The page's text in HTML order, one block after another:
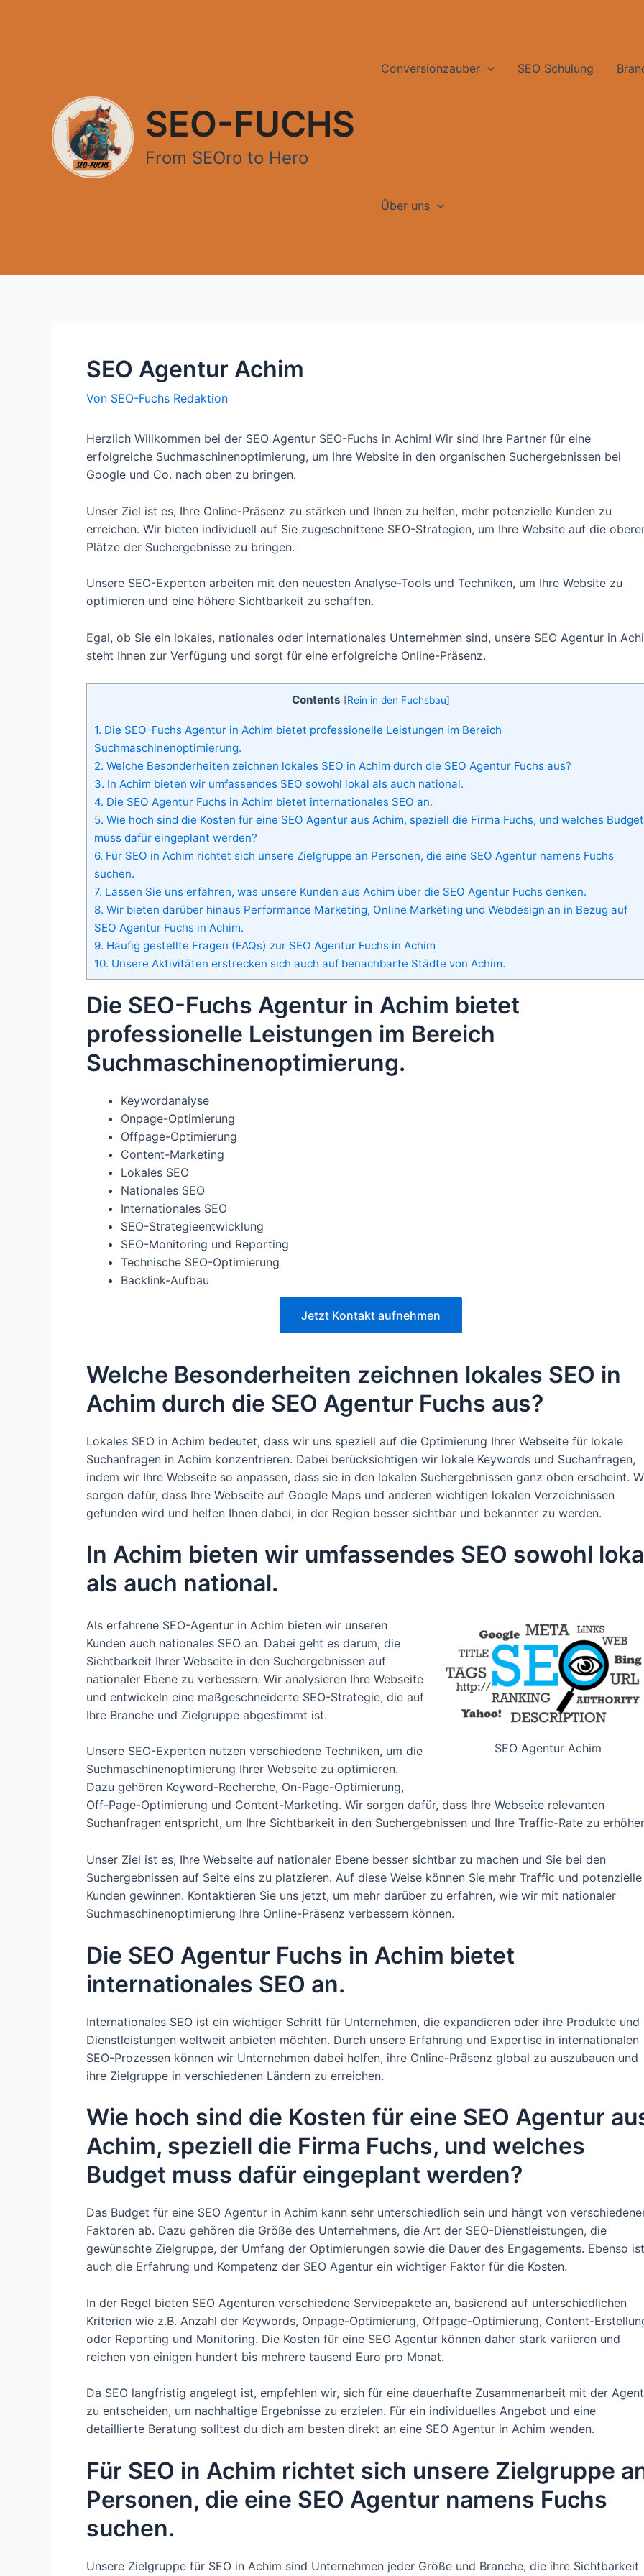
SEO-FUCHS
From SEOro to Hero
Conversionzauber SEO Schulung
Über uns
SEO Agentur Achim
Von SEO-Fuchs Redaktion
Herzlich Willkommen bei der SEO Agentur SEO-Fuchs in Achim! Wir sind Ihre Partner für eine
erfolgreiche Suchmaschinenoptimierung, um Ihre Website in den organischen Suchergebnissen bei
Google und Co. nach oben zu bringen.
Unser Ziel ist es, Ihre Online-Präsenz zu stärken und Ihnen zu helfen, mehr potenzielle Kunden zu
erreichen. Wir bieten individuell auf Sie zugeschnittene SEO-Strategien, um Ihre Website auf die
Plätze der Suchergebnisse zu bringen.
Unsere SEO-Experten arbeiten mit den neuesten Analyse-Tools und Techniken, um Ihre Website zu
optimieren und eine höhere Sichtbarkeit zu schaffen.
Egal, ob Sie ein lokales, nationales oder internationales Unternehmen sind, unsere SEO Agentur in
steht Ihnen zur Verfügung und sorgt für eine erfolgreiche Online-Präsenz.
Contents [Rein in den Fuchsbau]
1. Die SEO-Fuchs Agentur in Achim bietet professionelle Leistungen im Bereich
Suchmaschinenoptimierung.
2. Welche Besonderheiten zeichnen lokales SEO in Achim durch die SEO Agentur Fuchs aus?
3. In Achim bieten wir umfassendes SEO sowohl lokal als auch national.
4. Die SEO Agentur Fuchs in Achim bietet internationales SEO an.
5. Wie hoch sind die Kosten für eine SEO Agentur aus Achim, speziell die Firma Fuchs, und welches Budget
muss dafür eingeplant werden?
6. Für SEO in Achim richtet sich unsere Zielgruppe an Personen, die eine SEO Agentur namens Fuchs
suchen.
7. Lassen Sie uns erfahren, was unsere Kunden aus Achim über die SEO Agentur Fuchs denken.
8. Wir bieten darüber hinaus Performance Marketing, Online Marketing und Webdesign an in Bezug auf
SEO Agentur Fuchs in Achim.
9. Häufig gestellte Fragen (FAQs) zur SEO Agentur Fuchs in Achim
10. Unsere Aktivitäten erstrecken sich auch auf benachbarte Städte von Achim.
Die SEO-Fuchs Agentur in Achim bietet
professionelle Leistungen im Bereich
Suchmaschinenoptimierung.
Keywordanalyse
Onpage-Optimierung
Offpage-Optimierung
Content-Marketing
Lokales SEO
Nationales SEO
Internationales SEO
SEO-Strategieentwicklung
SEO-Monitoring und Reporting
Technische SEO-Optimierung
Backlink-Aufbau
Jetzt Kontakt aufnehmen
Welche Besonderheiten zeichnen lokales SEO in
Achim durch die SEO Agentur Fuchs aus?
Lokales SEO in Achim bedeutet, dass wir uns speziell auf die Optimierung Ihrer Webseite für lokale
Suchanfragen in Achim konzentrieren. Dabei berücksichtigen wir lokale Keywords und Suchanfragen,
indem wir Ihre Webseite so anpassen, dass sie in den lokalen Suchergebnissen ganz oben erscheint.
sorgen dafür, dass Ihre Webseite auf Google Maps und anderen wichtigen lokalen Verzeichnissen
gefunden wird und helfen Ihnen dabei, in der Region besser sichtbar und bekannter zu werden.
In Achim bieten wir umfassendes SEO sowohl
als auch national.
SEO Agentur Achim
Als erfahrene SEO-Agentur in Achim bieten wir unseren
Kunden auch nationales SEO an. Dabei geht es darum, die
Sichtbarkeit Ihrer Webseite in den Suchergebnissen auf
nationaler Ebene zu verbessern. Wir analysieren Ihre Webseite
und entwickeln eine maßgeschneiderte SEO-Strategie, die auf
Ihre Branche und Zielgruppe abgestimmt ist.
Unsere SEO-Experten nutzen verschiedene Techniken, um die
Suchmaschinenoptimierung Ihrer Webseite zu optimieren.
Dazu gehören Keyword-Recherche, On-Page-Optimierung,
Off-Page-Optimierung und Content-Marketing. Wir sorgen dafür, dass Ihre Webseite relevanten
Suchanfragen entspricht, um Ihre Sichtbarkeit in den Suchergebnissen und Ihre Traffic-Rate zu
Unser Ziel ist es, Ihre Webseite auf nationaler Ebene besser sichtbar zu machen und Sie bei den
Suchergebnissen auf Seite eins zu platzieren. Auf diese Weise können Sie mehr Traffic und potenzielle
Kunden gewinnen. Kontaktieren Sie uns jetzt, um mehr darüber zu erfahren, wie wir mit nationaler
Suchmaschinenoptimierung Ihre Online-Präsenz verbessern können.
Die SEO Agentur Fuchs in Achim bietet
internationales SEO an.
Internationales SEO ist ein wichtiger Schritt für Unternehmen, die expandieren oder ihre Produkte und
Dienstleistungen weltweit anbieten möchten. Durch unsere Erfahrung und Expertise in internationalen
SEO-Prozessen können wir Unternehmen dabei helfen, ihre Online-Präsenz global zu auszubauen und
ihre Zielgruppe in verschiedenen Ländern zu erreichen.
Wie hoch sind die Kosten für eine SEO Agentur
Achim, speziell die Firma Fuchs, und welches
Budget muss dafür eingeplant werden?
Das Budget für eine SEO Agentur in Achim kann sehr unterschiedlich sein und hängt von
Faktoren ab. Dazu gehören die Größe des Unternehmens, die Art der SEO-Dienstleistungen, die
gewünschte Zielgruppe, der Umfang der Optimierungen sowie die Dauer des Engagements. Ebenso ist
auch die Erfahrung und Kompetenz der SEO Agentur ein wichtiger Faktor für die Kosten.
In der Regel bieten SEO Agenturen verschiedene Servicepakete an, basierend auf unterschiedlichen
Kriterien wie z.B. Anzahl der Keywords, Onpage-Optimierung, Offpage-Optimierung, Content-
oder Reporting und Monitoring. Die Kosten für eine SEO Agentur können daher stark variieren und
reichen von einigen hundert bis mehrere tausend Euro pro Monat.
Da SEO langfristig angelegt ist, empfehlen wir, sich für eine dauerhafte Zusammenarbeit mit der
zu entscheiden, um nachhaltige Ergebnisse zu erzielen. Für ein individuelles Angebot und eine
detaillierte Beratung solltest du dich am besten direkt an eine SEO Agentur in Achim wenden.
Für SEO in Achim richtet sich unsere Zielgruppe
Personen, die eine SEO Agentur namens Fuchs
suchen.
Unsere Zielgruppe für SEO in Achim sind Unternehmen jeder Größe und Branche, die ihre Sichtbarkeit